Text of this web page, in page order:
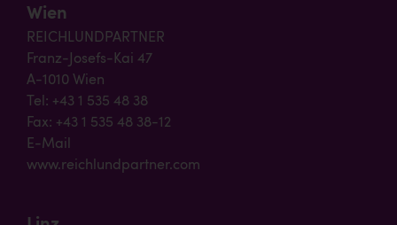
Wien
REICHLUNDPARTNER
Franz-Josefs-Kai 47
A-1010 Wien
Tel: +43 1 535 48 38
Fax: +43 1 535 48 38-12
E-Mail
www.reichlundpartner.com